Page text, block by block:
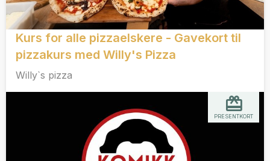
Kurs for alle pizzaelskere - Gavekort til
pizzakurs med Willy's Pizza
Willy`s pizza
PRESENTKORT